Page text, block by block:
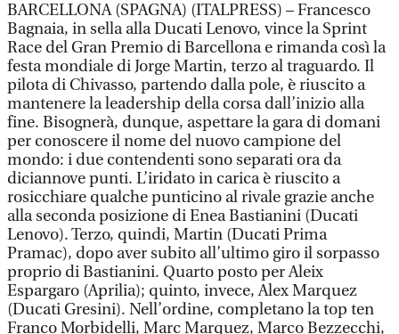
BARCELLONA (SPAGNA) (ITALPRESS) – Francesco
Bagnaia, in sella alla Ducati Lenovo, vince la Sprint
Race del Gran Premio di Barcellona e rimanda così la
festa mondiale di Jorge Martin, terzo al traguardo. Il
pilota di Chivasso, partendo dalla pole, è riuscito a
mantenere la leadership della corsa dall’inizio alla
fine. Bisognerà, dunque, aspettare la gara di domani
per conoscere il nome del nuovo campione del
mondo: i due contendenti sono separati ora da
diciannove punti. L’iridato in carica è riuscito a
rosicchiare qualche punticino al rivale grazie anche
alla seconda posizione di Enea Bastianini (Ducati
Lenovo). Terzo, quindi, Martin (Ducati Prima
Pramac), dopo aver subito all’ultimo giro il sorpasso
proprio di Bastianini. Quarto posto per Aleix
Espargaro (Aprilia); quinto, invece, Alex Marquez
(Ducati Gresini). Nell’ordine, completano la top ten
Franco Morbidelli, Marc Marquez, Marco Bezzecchi,